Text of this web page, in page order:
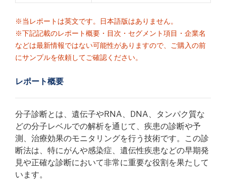
※当レポートは英文です。日本語版はありません。
※下記記載のレポート概要・目次・セグメント項目・企業名
などは最新情報ではない可能性がありますので、ご購入の前
にサンプルを依頼してご確認ください。
レポート概要
分子診断とは、遺伝子やRNA、DNA、タンパク質な
どの分子レベルでの解析を通じて、疾患の診断や予
測、治療効果のモニタリングを行う技術です。この診
断法は、特にがんや感染症、遺伝性疾患などの早期発
見や正確な診断において非常に重要な役割を果たして
います。